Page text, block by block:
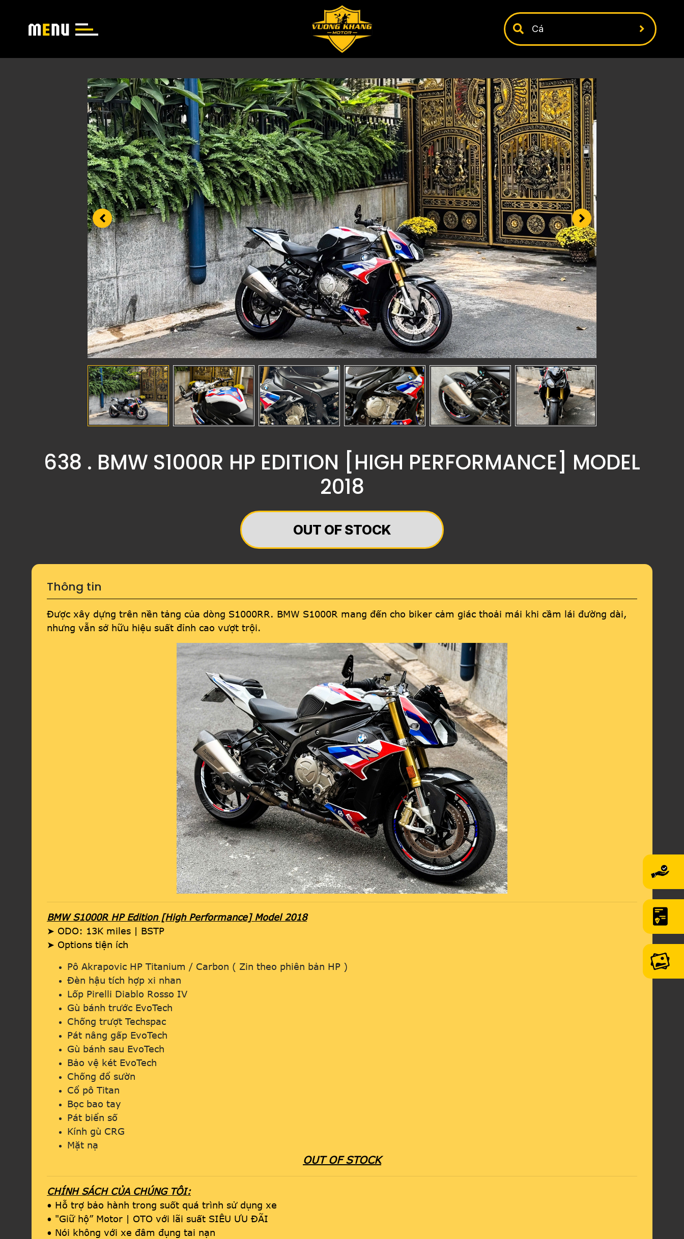
638 . BMW S1000R HP EDITION [HIGH PERFORMANCE] MODEL
2018
OUT OF STOCK
Thông tin
Được xây dựng trên nền tảng của dòng S1000RR. BMW S1000R mang đến cho biker cảm giác thoải mái khi cầm lái đường dài,
nhưng vẫn sở hữu hiệu suất đỉnh cao vượt trội.
BMW S1000R HP Edition [High Performance] Model 2018
➤ ODO: 13K miles | BSTP
➤ Options tiện ích
Pô Akrapovic HP Titanium / Carbon ( Zin theo phiên bản HP )
Đèn hậu tích hợp xi nhan
Lốp Pirelli Diablo Rosso IV
Gù bánh trước EvoTech
Chống trượt Techspac
Pát nâng gấp EvoTech
Gù bánh sau EvoTech
Bảo vệ két EvoTech
Chống đổ sườn
Cổ pô Titan
Bọc bao tay
Pát biển số
Kính gù CRG
Mặt nạ
OUT OF STOCK
CHÍNH SÁCH CỦA CHÚNG TÔI:
• Hỗ trợ bảo hành trong suốt quá trình sử dụng xe
• "Giữ hộ” Motor | OTO với lãi suất SIÊU ƯU ĐÃI
• Nói không với xe đâm đụng tai nạn